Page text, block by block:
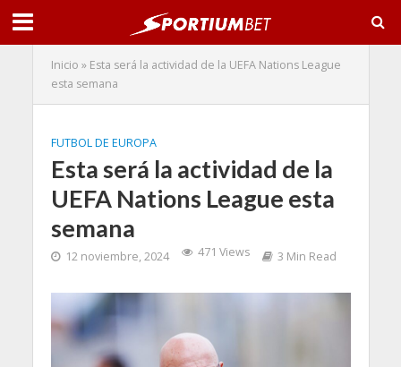
Inicio » Esta será la actividad de la UEFA Nations League
esta semana
FUTBOL DE EUROPA
Esta será la actividad de la
UEFA Nations League esta
semana
12 noviembre, 2024 471 Views 3 Min Read